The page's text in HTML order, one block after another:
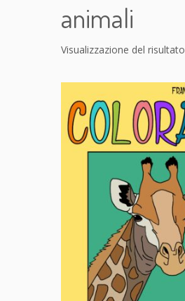
animali
Visualizzazione del risultato